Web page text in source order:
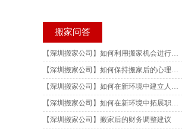
搬家问答
【深圳搬家公司】如何利用搬家机会进行自我成长
【深圳搬家公司】如何保持搬家后的心理平衡
【深圳搬家公司】如何在新环境中建立人际关系
【深圳搬家公司】如何在新环境中拓展职业机会
【深圳搬家公司】搬家后的财务调整建议